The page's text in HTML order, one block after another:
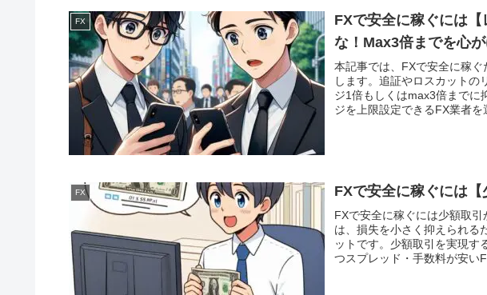
FX
FXで安全に稼ぐには
な！Max3倍までを心が
本記事では、FXで安全に稼
します。追証やロスカットの
ジ1倍もしくはmax3倍までに
ジを上限設定できるFX業者を
FX FXで安全に稼ぐには【
FXで安全に稼ぐには少額取引
は、損失を小さく抑えられる
ットです。少額取引を実現す
つスプレッド・手数料が安い